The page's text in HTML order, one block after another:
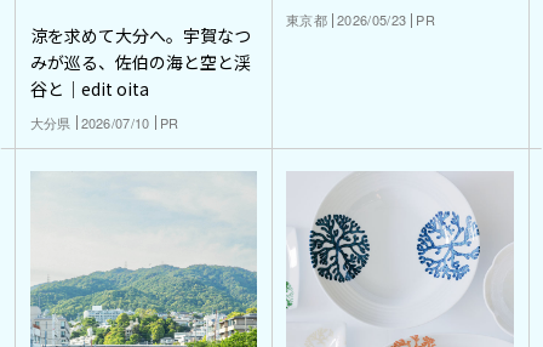
涼を求めて大分へ。宇賀なつ
みが巡る、佐伯の海と空と渓
谷と｜edit oita
大分県 2026/07/10 PR
東京都 2026/05/23 PR